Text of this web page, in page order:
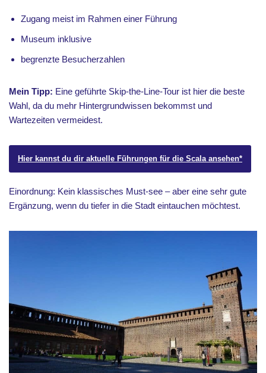
Zugang meist im Rahmen einer Führung
Museum inklusive
begrenzte Besucherzahlen
Mein Tipp: Eine geführte Skip-the-Line-Tour ist hier die beste
Wahl, da du mehr Hintergrundwissen bekommst und
Wartezeiten vermeidest.
Hier kannst du dir aktuelle Führungen für die Scala ansehen*
Einordnung: Kein klassisches Must-see – aber eine sehr gute
Ergänzung, wenn du tiefer in die Stadt eintauchen möchtest.